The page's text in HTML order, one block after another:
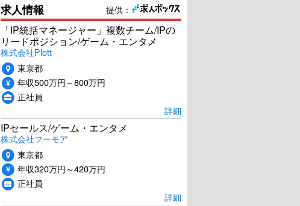
提供：
求人情報
「IP統括マネージャー」複数チーム/IPの
リードポジション/ゲーム・エンタメ
株式会社Plott
東京都
年収500万円～800万円
正社員
詳細
IPセールス/ゲーム・エンタメ
株式会社フーモア
東京都
年収320万円～420万円
正社員
詳細